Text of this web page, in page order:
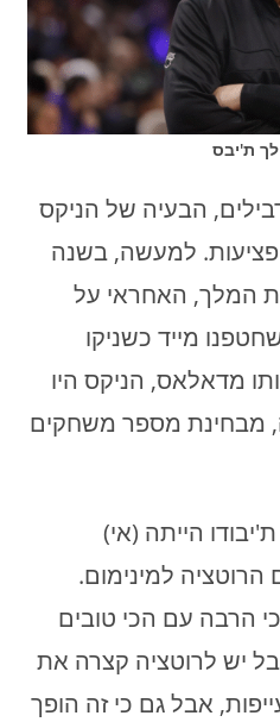
ת'יבס
הבעיה של הניקס
למעשה, בשנה
המלך, האחראי על
מייד כשניקו
מדאלאס, הניקס היו
מבחינת מספר משחקים
הייתה (אי)
למינימום.
הרבה עם הכי טובים
יש לרוטציה קצרה את
אבל גם כי זה הופך